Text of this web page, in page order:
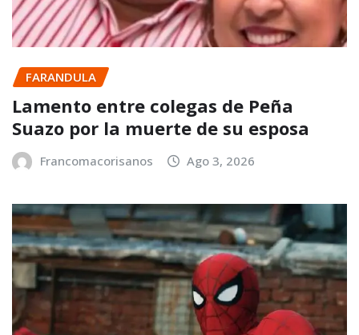
FARANDULA
Lamento entre colegas de Peña
Suazo por la muerte de su esposa
Francomacorisanos Ago 3, 2026